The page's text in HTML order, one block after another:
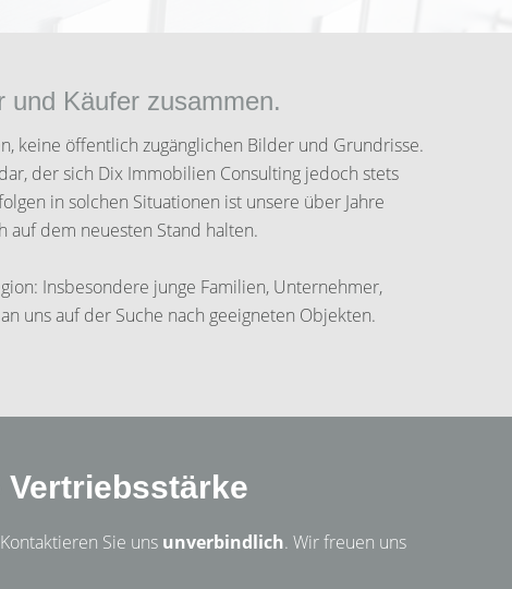
und Käufer zusammen.
keine öffentlich zugänglichen Bilder und Grundrisse.
der sich Dix Immobilien Consulting jedoch stets
in solchen Situationen ist unsere über Jahre
auf dem neuesten Stand halten.
Insbesondere junge Familien, Unternehmer,
uns auf der Suche nach geeigneten Objekten.
Vertriebsstärke
Sie uns unverbindlich. Wir freuen uns